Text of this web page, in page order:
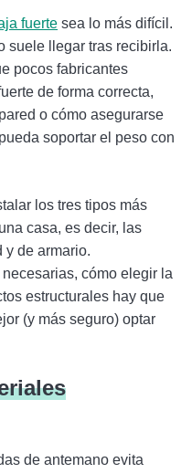
fuerte sea lo más difícil.
suele llegar tras recibirla.
pocos fabricantes
de forma correcta,
o cómo asegurarse
soportar el peso con
los tres tipos más
casa, es decir, las
y de armario.
cómo elegir la
estructurales hay que
(y más seguro) optar
de antemano evita